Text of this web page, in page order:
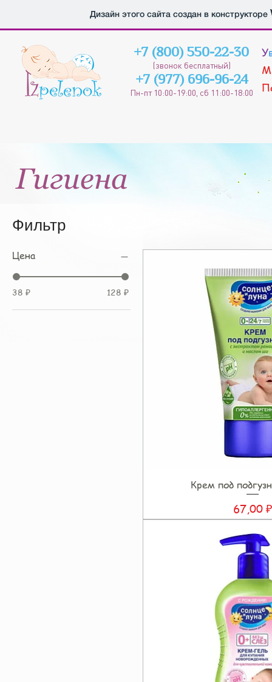
Дизайн этого сайта создан в конструкторе
+7 (800) 550-22-30
(звонок бесплатный)
+7 (977) 696-96-24
Пн-пт 10:00-19:00, сб 11:00-18:00
У
Гигиена
Фильтр
Цена
38 ₽ 128 ₽
Быстрый
Крем под
Цена
67,00 ₽